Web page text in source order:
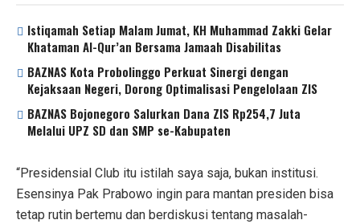
Istiqamah Setiap Malam Jumat, KH Muhammad Zakki Gelar
Khataman Al-Qur’an Bersama Jamaah Disabilitas
BAZNAS Kota Probolinggo Perkuat Sinergi dengan
Kejaksaan Negeri, Dorong Optimalisasi Pengelolaan ZIS
BAZNAS Bojonegoro Salurkan Dana ZIS Rp254,7 Juta
Melalui UPZ SD dan SMP se-Kabupaten
“Presidensial Club itu istilah saya saja, bukan institusi.
Esensinya Pak Prabowo ingin para mantan presiden bisa
tetap rutin bertemu dan berdiskusi tentang masalah-